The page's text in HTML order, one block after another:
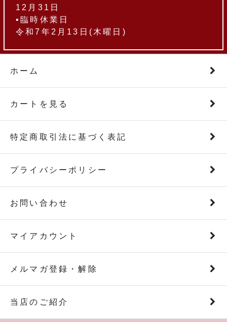
12月31日
▪臨時休業日
令和7年2月13日(木曜日)
ホーム
カートを見る
特定商取引法に基づく表記
プライバシーポリシー
お問い合わせ
マイアカウント
メルマガ登録・解除
当店のご紹介